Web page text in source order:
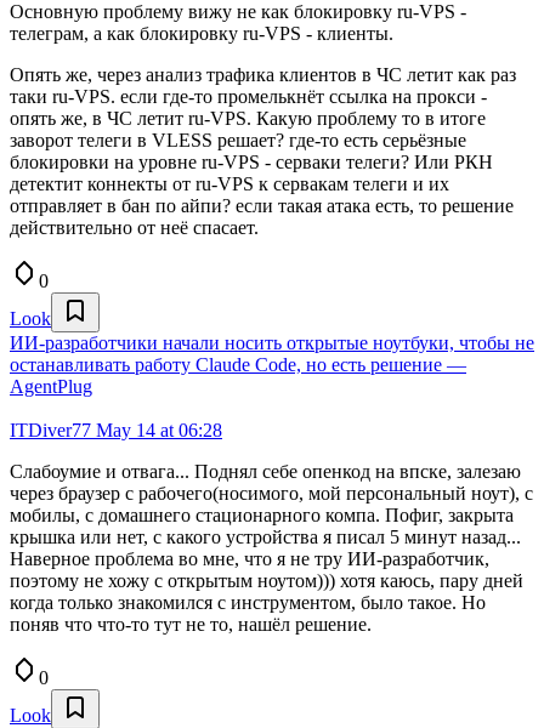
Основную проблему вижу не как блокировку ru-VPS -
телеграм, а как блокировку ru-VPS - клиенты.
Опять же, через анализ трафика клиентов в ЧС летит как раз
таки ru-VPS. если где-то промелькнёт ссылка на прокси -
опять же, в ЧС летит ru-VPS. Какую проблему то в итоге
заворот телеги в VLESS решает? где-то есть серьёзные
блокировки на уровне ru-VPS - серваки телеги? Или РКН
детектит коннекты от ru-VPS к сервакам телеги и их
отправляет в бан по айпи? если такая атака есть, то решение
действительно от неё спасает.
0
Look
ИИ-разработчики начали носить открытые ноутбуки, чтобы не
останавливать работу Claude Code, но есть решение —
AgentPlug
ITDiver77 May 14 at 06:28
Слабоумие и отвага... Поднял себе опенкод на впске, залезаю
через браузер с рабочего(носимого, мой персональный ноут), с
мобилы, с домашнего стационарного компа. Пофиг, закрыта
крышка или нет, с какого устройства я писал 5 минут назад...
Наверное проблема во мне, что я не тру ИИ-разработчик,
поэтому не хожу с открытым ноутом))) хотя каюсь, пару дней
когда только знакомился с инструментом, было такое. Но
поняв что что-то тут не то, нашёл решение.
0
Look